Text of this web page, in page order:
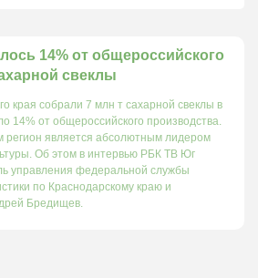
14% от общероссийского
свеклы
края собрали 7 млн т сахарной свеклы в
14% от общероссийского производства.
регион является абсолютным лидером
Об этом в интервью РБК ТВ Юг
управления федеральной службы
по Краснодарскому краю и
Бредищев.